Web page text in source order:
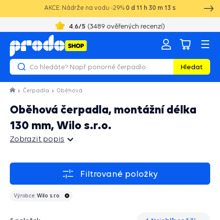
AKCE: Nádrže na vodu -29% 0 d 11 h 30 m 13 s
4.6/5 (2129ověřených recenzí)
Hledat
Čerpadla Oběhová
Oběhová čerpadla, montážní délka
130 mm, Wilo s.r.o.
Zobrazit popis
Filtrované položky
Výrobce: Wilo s.r.o.